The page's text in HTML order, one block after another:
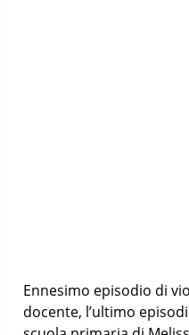
Ennesimo episodio di
docente, l’ultimo